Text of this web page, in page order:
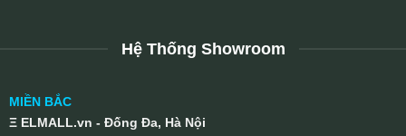
Hệ Thống Showroom
MIỀN BẮC
Ξ ELMALL.vn - Đống Đa, Hà Nội